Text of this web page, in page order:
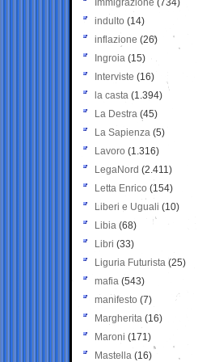
Immigrazione (734)
indulto (14)
inflazione (26)
Ingroia (15)
Interviste (16)
la casta (1.394)
La Destra (45)
La Sapienza (5)
Lavoro (1.316)
LegaNord (2.411)
Letta Enrico (154)
Liberi e Uguali (10)
Libia (68)
Libri (33)
Liguria Futurista (25)
mafia (543)
manifesto (7)
Margherita (16)
Maroni (171)
Mastella (16)